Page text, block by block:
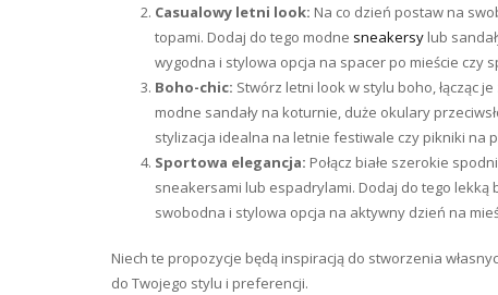
Casualowy letni look: Na co dzień postaw na
topami. Dodaj do tego modne sneakersy lub
wygodna i stylowa opcja na spacer po mieście czy
Boho-chic: Stwórz letni look w stylu boho, łącząc
modne sandały na koturnie, duże okulary
stylizacja idealna na letnie festiwale czy pikniki na
Sportowa elegancja: Połącz białe szerokie
sneakersami lub espadrylami. Dodaj do tego lekką
swobodna i stylowa opcja na aktywny dzień na
Niech te propozycje będą inspiracją do stworzenia
do Twojego stylu i preferencji.